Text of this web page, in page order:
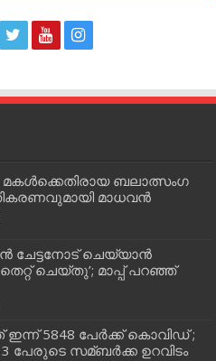
ബലാത്സംഗ
മാധവന്‍
ചേട്ടനോട് ചെയ്യാന്‍
ചെയ്തു’; മാപ്പ് പറഞ്ഞ്
5848 പേര്‍ക്ക് കൊവി‌ഡ് ;
പേരുടെ സമ്ബര്‍ക്ക ഉറവിടം